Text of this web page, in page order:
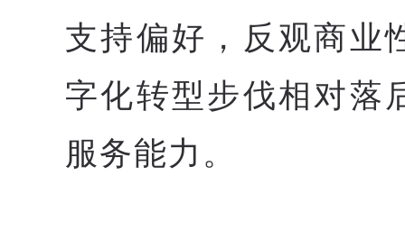
支持偏好，反观商业
字化转型步伐相对落
服务能力。